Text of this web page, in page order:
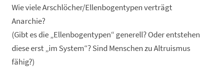
Wie viele Arschlöcher/Ellenbogentypen verträgt
Anarchie?
(Gibt es die „Ellenbogentypen“ generell? Oder entstehen
diese erst „im System“? Sind Menschen zu Altruismus
fähig?)